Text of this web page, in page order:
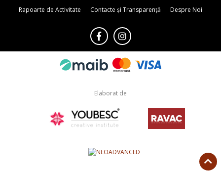
Rapoarte de Activitate Contacte și Transparență Despre Noi
Elaborat de